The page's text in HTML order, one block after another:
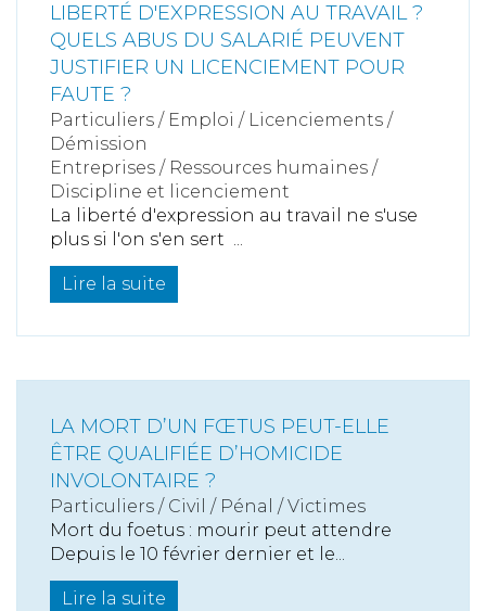
LIBERTÉ D'EXPRESSION AU TRAVAIL ?
QUELS ABUS DU SALARIÉ PEUVENT
JUSTIFIER UN LICENCIEMENT POUR
FAUTE ?
Particuliers / Emploi / Licenciements /
Démission
Entreprises / Ressources humaines /
Discipline et licenciement
La liberté d'expression au travail ne s'use
plus si l'on s'en sert ...
Lire la suite
LA MORT D’UN FŒTUS PEUT-ELLE
ÊTRE QUALIFIÉE D’HOMICIDE
INVOLONTAIRE ?
Particuliers / Civil / Pénal / Victimes
Mort du foetus : mourir peut attendre
Depuis le 10 février dernier et le...
Lire la suite